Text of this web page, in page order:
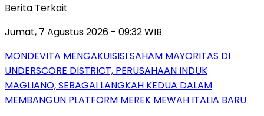
Berita Terkait
Jumat, 7 Agustus 2026 - 09:32 WIB
MONDEVITA MENGAKUISISI SAHAM MAYORITAS DI
UNDERSCORE DISTRICT, PERUSAHAAN INDUK
MAGLIANO, SEBAGAI LANGKAH KEDUA DALAM
MEMBANGUN PLATFORM MEREK MEWAH ITALIA BARU